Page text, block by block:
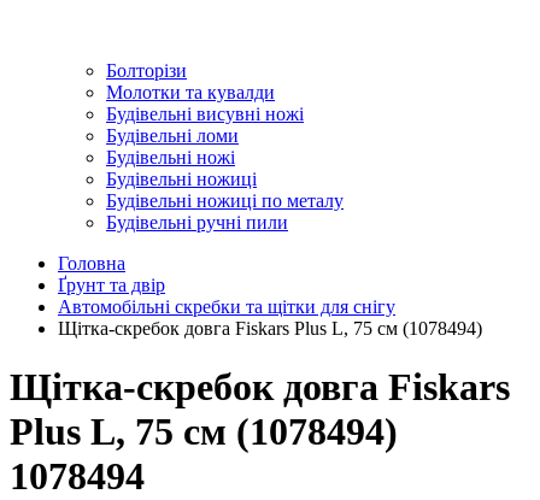
Болторізи
Молотки та кувалди
Будівельні висувні ножі
Будівельні ломи
Будівельні ножі
Будівельні ножиці
Будівельні ножиці по металу
Будівельні ручні пили
Головна
Ґрунт та двір
Автомобільні скребки та щітки для снігу
Щітка-скребок довга Fiskars Plus L, 75 см (1078494)
Щітка-скребок довга Fiskars
Plus L, 75 см (1078494)
1078494